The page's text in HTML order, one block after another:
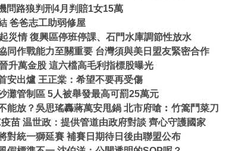
問路狼判刑4月判賠1女15萬
爸爸志工助弱修屋
災情 復興區停班停課、石門水庫調節性放水
同作戰能力至關重要 台灣須與美日盟友緊密合作
升萬金股 這六檔高毛利指標股曝光
安出爐 王正棠：希望不要再受傷
灘管制區 5人被舉發最高可罰25萬元
能放？吳思瑤轟蔣萬安甩鍋 北市府嗆︰竹篙鬥菜刀
苗 温世政：提供管道由政府對談 齊心守護國家
對統一獅延賽 補賽日期待日後由聯盟公布